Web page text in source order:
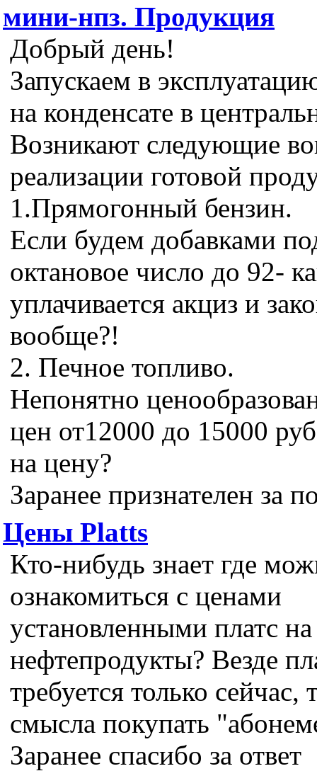
мини-нпз. Продукция
Добрый день!
Запускаем в
на конденсате в
Возникают следующие
реализации готовой
1.Прямогонный бензин.
Если будем добавками
октановое число до 92-
уплачивается акциз и
вообще?!
2. Печное топливо.
Непонятно
цен от12000 до 15000
на цену?
Заранее признателен за
Цены Platts
Кто-нибудь знает где
ознакомиться с ценами
установленными платс на
нефтепродукты? Везде
требуется только сейчас,
смысла покупать
Заранее спасибо за ответ